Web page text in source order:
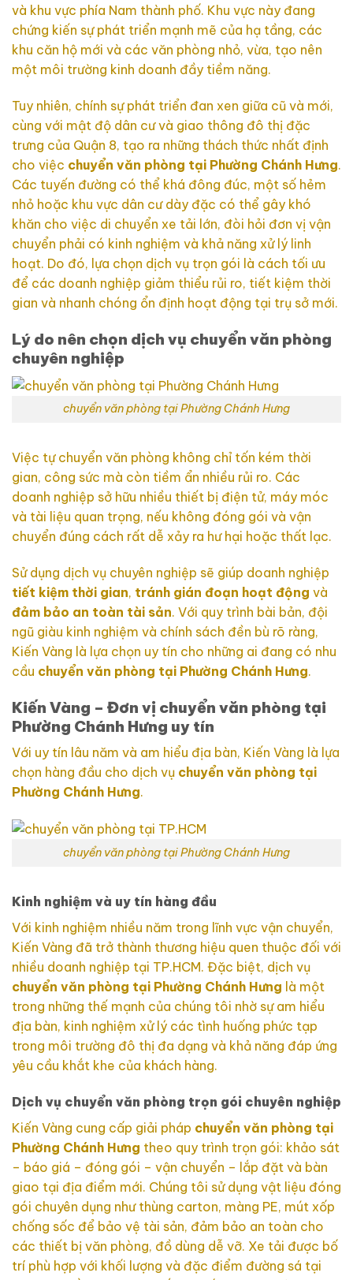
và khu vực phía Nam thành phố. Khu vực này đang
chứng kiến sự phát triển mạnh mẽ của hạ tầng, các
khu căn hộ mới và các văn phòng nhỏ, vừa, tạo nên
một môi trường kinh doanh đầy tiềm năng.
Tuy nhiên, chính sự phát triển đan xen giữa cũ và mới,
cùng với mật độ dân cư và giao thông đô thị đặc
trưng của Quận 8, tạo ra những thách thức nhất định
cho việc chuyển văn phòng tại Phường Chánh Hưng.
Các tuyến đường có thể khá đông đúc, một số hẻm
nhỏ hoặc khu vực dân cư dày đặc có thể gây khó
khăn cho việc di chuyển xe tải lớn, đòi hỏi đơn vị vận
chuyển phải có kinh nghiệm và khả năng xử lý linh
hoạt. Do đó, lựa chọn dịch vụ trọn gói là cách tối ưu
để các doanh nghiệp giảm thiểu rủi ro, tiết kiệm thời
gian và nhanh chóng ổn định hoạt động tại trụ sở mới.
Lý do nên chọn dịch vụ chuyển văn phòng
chuyên nghiệp
chuyển văn phòng tại Phường Chánh Hưng
Việc tự chuyển văn phòng không chỉ tốn kém thời
gian, công sức mà còn tiềm ẩn nhiều rủi ro. Các
doanh nghiệp sở hữu nhiều thiết bị điện tử, máy móc
và tài liệu quan trọng, nếu không đóng gói và vận
chuyển đúng cách rất dễ xảy ra hư hại hoặc thất lạc.
Sử dụng dịch vụ chuyên nghiệp sẽ giúp doanh nghiệp
tiết kiệm thời gian, tránh gián đoạn hoạt động và
đảm bảo an toàn tài sản. Với quy trình bài bản, đội
ngũ giàu kinh nghiệm và chính sách đền bù rõ ràng,
Kiến Vàng là lựa chọn uy tín cho những ai đang có nhu
cầu chuyển văn phòng tại Phường Chánh Hưng.
Kiến Vàng – Đơn vị chuyển văn phòng tại
Phường Chánh Hưng uy tín
Với uy tín lâu năm và am hiểu địa bàn, Kiến Vàng là lựa
chọn hàng đầu cho dịch vụ chuyển văn phòng tại
Phường Chánh Hưng.
chuyển văn phòng tại Phường Chánh Hưng
Kinh nghiệm và uy tín hàng đầu
Với kinh nghiệm nhiều năm trong lĩnh vực vận chuyển,
Kiến Vàng đã trở thành thương hiệu quen thuộc đối với
nhiều doanh nghiệp tại TP.HCM. Đặc biệt, dịch vụ
chuyển văn phòng tại Phường Chánh Hưng là một
trong những thế mạnh của chúng tôi nhờ sự am hiểu
địa bàn, kinh nghiệm xử lý các tình huống phức tạp
trong môi trường đô thị đa dạng và khả năng đáp ứng
yêu cầu khắt khe của khách hàng.
Dịch vụ chuyển văn phòng trọn gói chuyên nghiệp
Kiến Vàng cung cấp giải pháp chuyển văn phòng tại
Phường Chánh Hưng theo quy trình trọn gói: khảo sát
– báo giá – đóng gói – vận chuyển – lắp đặt và bàn
giao tại địa điểm mới. Chúng tôi sử dụng vật liệu đóng
gói chuyên dụng như thùng carton, màng PE, mút xốp
chống sốc để bảo vệ tài sản, đảm bảo an toàn cho
các thiết bị văn phòng, đồ dùng dễ vỡ. Xe tải được bố
trí phù hợp với khối lượng và đặc điểm đường sá tại